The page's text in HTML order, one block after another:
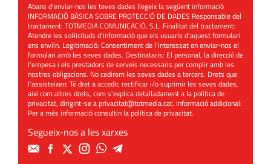
Abans d'enviar-nos les teves dades llegeix la següent informació
INFORMACIÓ BÀSICA SOBRE PROTECCIÓ DE DADES Responsable del
tractament: TOTMEDIA COMUNICACIÓ, S.L. Finalitat del tractament:
Atendre les sol·licituds d'informació que els usuaris d'aquest formulari
ens enviïn. Legitimació: Consentiment de l'interessat en enviar-nos el
formulari amb les seves dades. Destinataris: El personal, la direcció de
l'empesa i els prestadors de serveis necessaris per complir amb les
nostres obligacions. No cedirem les seves dades a tercers. Drets que
l'assisteixen: Té dret a accedir, rectificar i/o suprimir les seves dades,
així com altres drets, com s'explica detalladament a la política de
privacitat, dirigint-se aprivacitat@totmedia.cat. Informació addicional:
Per a més informació consultin lapolítica de privacitat.
Segueix-nos a les xarxes